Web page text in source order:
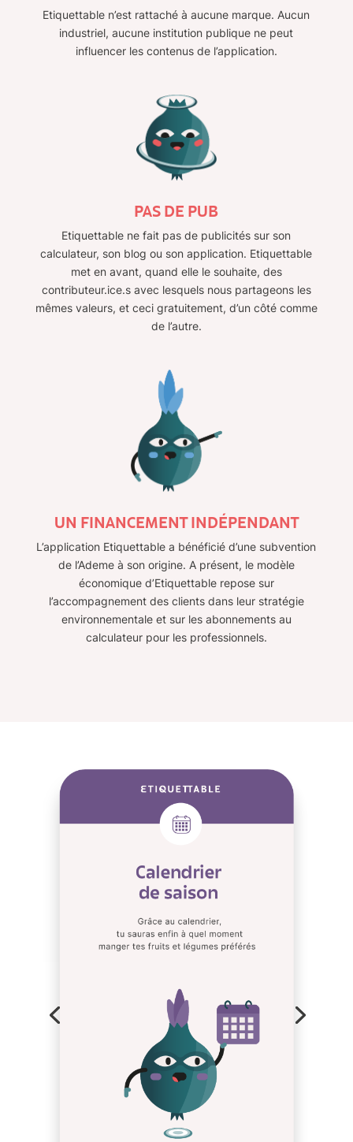
Etiquettable n’est rattaché à aucune marque. Aucun
industriel, aucune institution publique ne peut
influencer les contenus de l’application.
PAS DE PUB
Etiquettable ne fait pas de publicités sur son
calculateur, son blog ou son application. Etiquettable
met en avant, quand elle le souhaite, des
contributeur.ice.s avec lesquels nous partageons les
mêmes valeurs, et ceci gratuitement, d’un côté comme
de l’autre.
UN FINANCEMENT INDÉPENDANT
L’application Etiquettable a bénéficié d’une subvention
de l’Ademe à son origine. A présent, le modèle
économique d’Etiquettable repose sur
l’accompagnement des clients dans leur stratégie
environnementale et sur les abonnements au
calculateur pour les professionnels.